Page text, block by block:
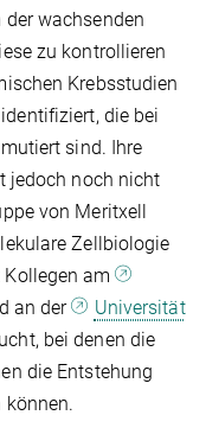
der wachsenden
zu kontrollieren
Krebsstudien
die bei
sind. Ihre
jedoch noch nicht
von Meritxell
Zellbiologie
Kollegen am
an der
Universität
bei denen die
die Entstehung